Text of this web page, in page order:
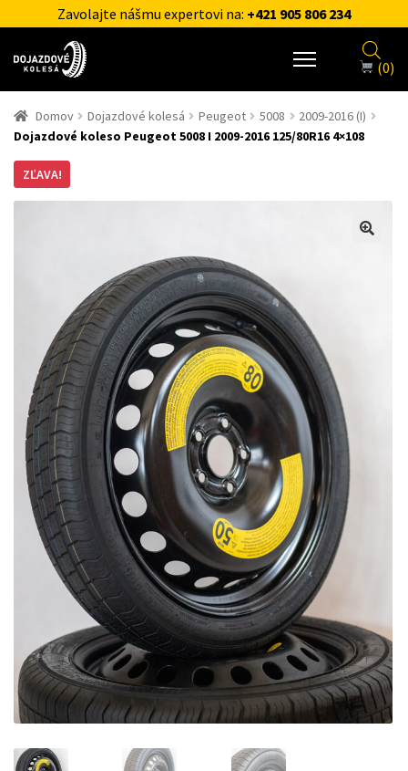
Zavolajte nášmu expertovi na: +421 905 806 234
(0)
Domov Dojazdové kolesá Peugeot 5008
2009-2016 (I)
Dojazdové koleso Peugeot 5008 I 2009-2016 125/80R16 4×108
ZĽAVA!